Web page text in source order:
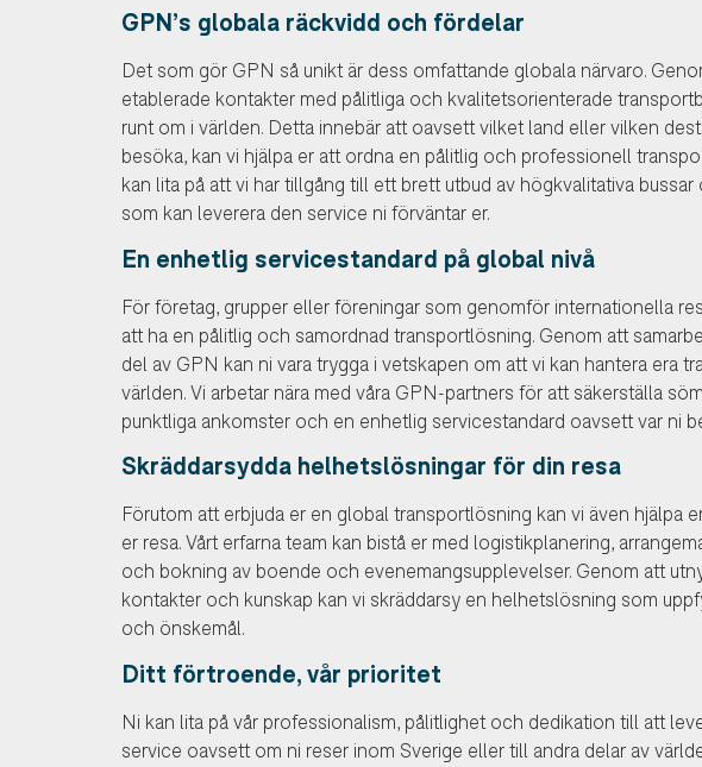
GPN’s globala räckvidd och fördelar
Det som gör GPN så unikt är dess omfattande globala närvaro.
etablerade kontakter med pålitliga och kvalitetsorienterade
runt om i världen. Detta innebär att oavsett vilket land eller vilken
besöka, kan vi hjälpa er att ordna en pålitlig och professionell
kan lita på att vi har tillgång till ett brett utbud av högkvalitativa
som kan leverera den service ni förväntar er.
En enhetlig servicestandard på global nivå
För företag, grupper eller föreningar som genomför internationella
att ha en pålitlig och samordnad transportlösning. Genom att
del av GPN kan ni vara trygga i vetskapen om att vi kan hantera era
världen. Vi arbetar nära med våra GPN-partners för att säkerställa
punktliga ankomster och en enhetlig servicestandard oavsett var ni
Skräddarsydda helhetslösningar för din resa
Förutom att erbjuda er en global transportlösning kan vi även hjälpa
er resa. Vårt erfarna team kan bistå er med logistikplanering,
och bokning av boende och evenemangsupplevelser. Genom att
kontakter och kunskap kan vi skräddarsy en helhetslösning som
och önskemål.
Ditt förtroende, vår prioritet
Ni kan lita på vår professionalism, pålitlighet och dedikation till att
service oavsett om ni reser inom Sverige eller till andra delar av